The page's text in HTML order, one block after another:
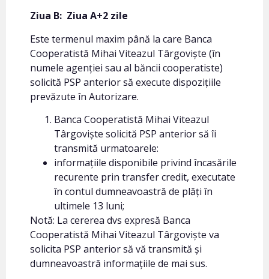
Ziua B: Ziua A+2 zile
Este termenul maxim până la care Banca
Cooperatistă Mihai Viteazul Târgoviște (în
numele agenției sau al băncii cooperatiste)
solicită PSP anterior să execute dispozițiile
prevăzute în Autorizare.
Banca Cooperatistă Mihai Viteazul
Târgoviște solicită PSP anterior să îi
transmită urmatoarele:
informațiile disponibile privind încasările
recurente prin transfer credit, executate
în contul dumneavoastră de plăți în
ultimele 13 luni;
Notă: La cererea dvs expresă Banca
Cooperatistă Mihai Viteazul Târgoviște va
solicita PSP anterior să vă transmită și
dumneavoastră informațiile de mai sus.